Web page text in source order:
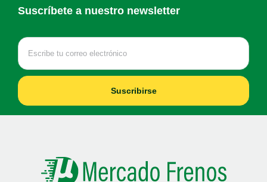
Suscríbete a nuestro newsletter
Suscribirse